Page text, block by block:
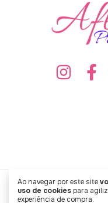
Ao navegar por este site
uso de cookies para
experiência de compra.
Produtos -